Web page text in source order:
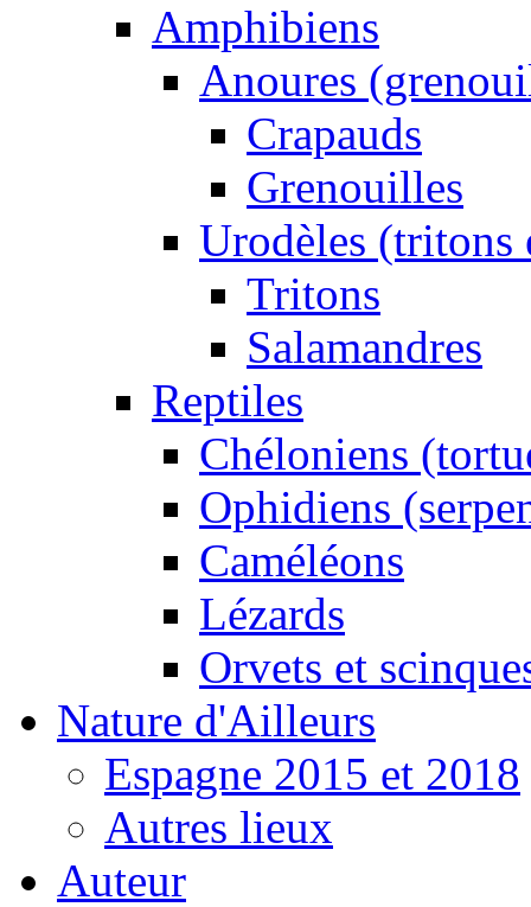
Amphibiens
Anoures
Crapauds
Grenouilles
Urodèles (tritons
Tritons
Salamandres
Reptiles
Chéloniens
Ophidiens
Caméléons
Lézards
Orvets et
Nature d'Ailleurs
Espagne 2015 et 2018
Autres lieux
Auteur